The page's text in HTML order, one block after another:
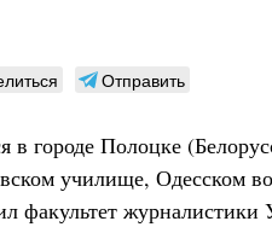
Отправить
в городе Полоцке
училище, Одесском
факультет журналистики